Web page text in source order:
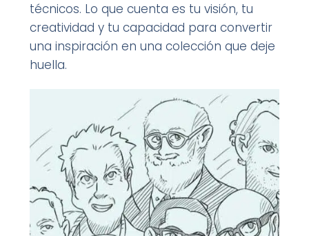
técnicos. Lo que cuenta es tu visión, tu
creatividad y tu capacidad para convertir
una inspiración en una colección que deje
huella.